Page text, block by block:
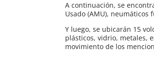
A continuación, se
Usado (AMU), neumáticos
Y luego, se ubicarán 15
plásticos, vidrio, metales,
movimiento de los